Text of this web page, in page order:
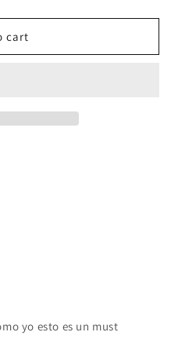
cart
yo esto es un must